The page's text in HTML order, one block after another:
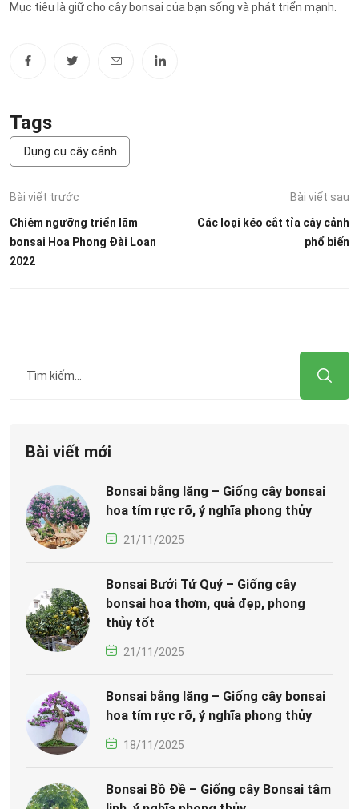
Mục tiêu là giữ cho cây bonsai của bạn sống và phát triển mạnh.
Tags
Dụng cụ cây cảnh
Bài viết trước
Chiêm ngưỡng triển lãm
bonsai Hoa Phong Đài Loan
2022
Bài viết sau
Các loại kéo cắt tỉa cây cảnh
phổ biến
Bài viết mới
Bonsai bằng lăng – Giống cây bonsai
hoa tím rực rỡ, ý nghĩa phong thủy
21/11/2025
Bonsai Bưởi Tứ Quý – Giống cây
bonsai hoa thơm, quả đẹp, phong
thủy tốt
21/11/2025
Bonsai bằng lăng – Giống cây bonsai
hoa tím rực rỡ, ý nghĩa phong thủy
18/11/2025
Bonsai Bồ Đề – Giống cây Bonsai tâm